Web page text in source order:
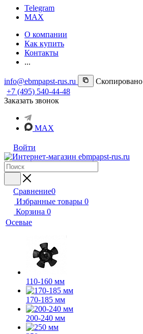
Telegram
MAX
О компании
Как купить
Контакты
...
info@ebmpapst-rus.ru
Скопировано
+7 (495) 540-44-48
Заказать звонок
MAX
Войти
Сравнение0
Избранные товары 0
Корзина 0
Осевые
110-160 мм
170-185 мм
200-240 мм